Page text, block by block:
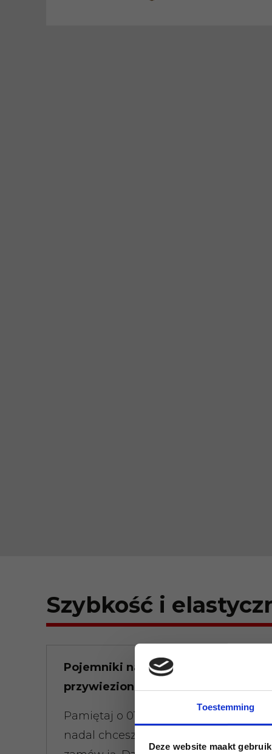
Toestemming
Deze website maakt
Szybkość i
Pojemniki na odpady
przywiezione szybko
Pamiętaj o 01:00 nad ranem, że
nadal chcesz wywrotkę o 08:00,